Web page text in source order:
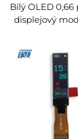
Bílý OLED 0,66
displejový
Připojte se k více
díky našim
Získejte
Zadejte svůj e-
odbornou